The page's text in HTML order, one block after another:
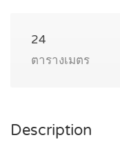
24
ตารางเมตร
Description